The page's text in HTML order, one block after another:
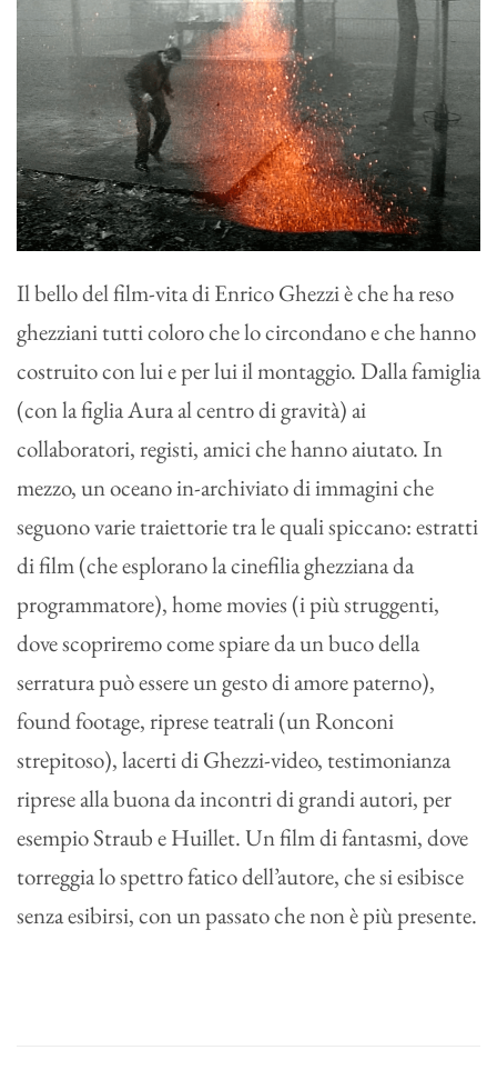
Il bello del film-vita di Enrico Ghezzi è che ha reso
ghezziani tutti coloro che lo circondano e che hanno
costruito con lui e per lui il montaggio. Dalla famiglia
(con la figlia Aura al centro di gravità) ai
collaboratori, registi, amici che hanno aiutato. In
mezzo, un oceano in-archiviato di immagini che
seguono varie traiettorie tra le quali spiccano: estratti
di film (che esplorano la cinefilia ghezziana da
programmatore), home movies (i più struggenti,
dove scopriremo come spiare da un buco della
serratura può essere un gesto di amore paterno),
found footage, riprese teatrali (un Ronconi
strepitoso), lacerti di Ghezzi-video, testimonianza
riprese alla buona da incontri di grandi autori, per
esempio Straub e Huillet. Un film di fantasmi, dove
torreggia lo spettro fatico dell’autore, che si esibisce
senza esibirsi, con un passato che non è più presente.